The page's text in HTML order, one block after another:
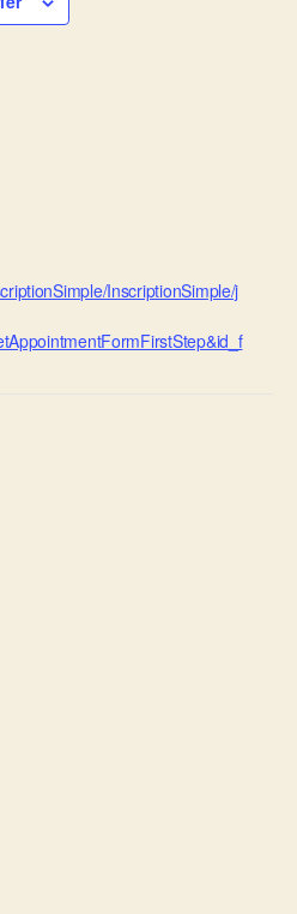
InscriptionSimple/j